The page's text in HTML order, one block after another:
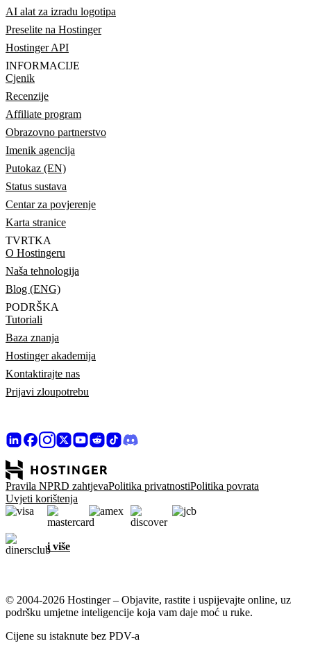
AI alat za izradu logotipa
Preselite na Hostinger
Hostinger API
INFORMACIJE
Cjenik
Recenzije
Affiliate program
Obrazovno partnerstvo
Imenik agencija
Putokaz (EN)
Status sustava
Centar za povjerenje
Karta stranice
TVRTKA
O Hostingeru
Naša tehnologija
Blog (ENG)
PODRŠKA
Tutoriali
Baza znanja
Hostinger akademija
Kontaktirajte nas
Prijavi zloupotrebu
Pravila NPRD zahtjevaPolitika privatnostiPolitika povrata
Uvjeti korištenja
i više
© 2004-2026 Hostinger – Objavite, rastite i uspijevajte online, uz
podršku umjetne inteligencije koja vam daje moć u ruke.
Cijene su istaknute bez PDV-a